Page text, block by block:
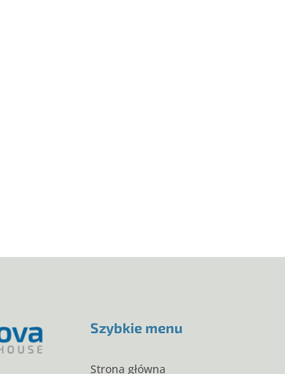
Szybkie menu
Strona główna